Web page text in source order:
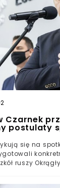
Piontkowski.
Czarnek
postulaty
się na
ruszy